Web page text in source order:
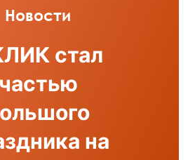
Новости
стал
частью
на